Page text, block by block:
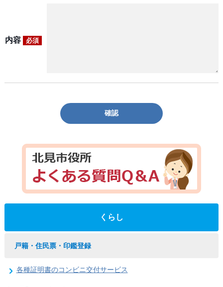
内容 必須
確認
くらし
戸籍・住民票・印鑑登録
各種証明書のコンビニ交付サービス